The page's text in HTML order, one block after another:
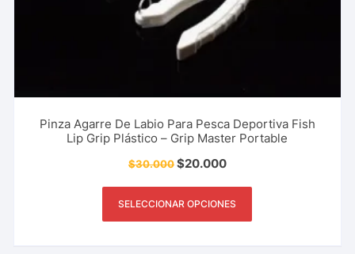
Pinza Agarre De Labio Para Pesca Deportiva Fish
Lip Grip Plástico – Grip Master Portable
$30.000$20.000
SELECCIONAR OPCIONES